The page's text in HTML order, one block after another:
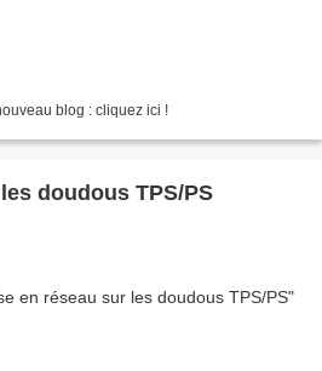
blog : cliquez ici !
doudous TPS/PS